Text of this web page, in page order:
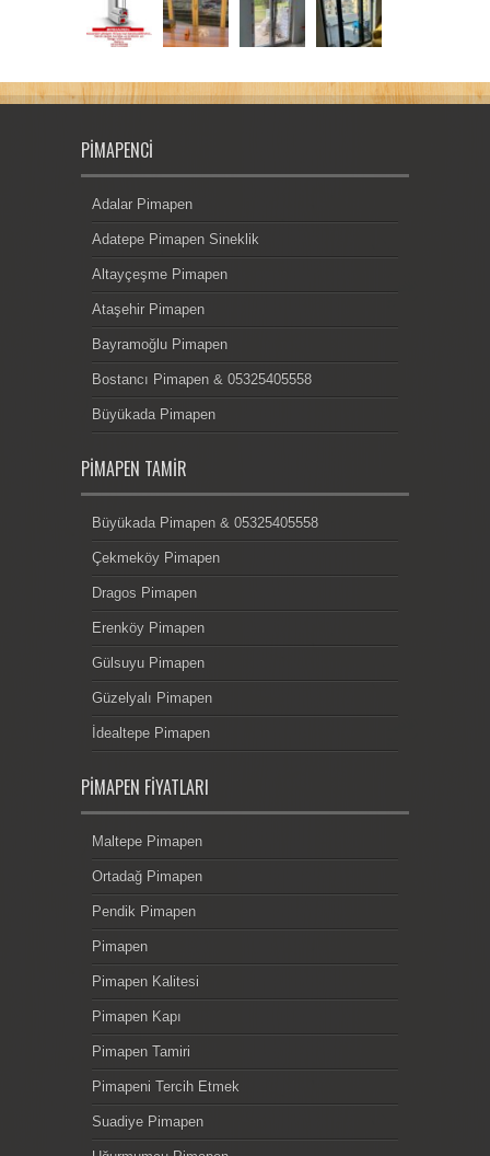
PIMAPENCI
Adalar Pimapen
Adatepe Pimapen Sineklik
Altayçeşme Pimapen
Ataşehir Pimapen
Bayramoğlu Pimapen
Bostancı Pimapen & 05325405558
Büyükada Pimapen
PIMAPEN TAMIR
Büyükada Pimapen & 05325405558
Çekmeköy Pimapen
Dragos Pimapen
Erenköy Pimapen
Gülsuyu Pimapen
Güzelyalı Pimapen
İdealtepe Pimapen
PIMAPEN FIYATLARI
Maltepe Pimapen
Ortadağ Pimapen
Pendik Pimapen
Pimapen
Pimapen Kalitesi
Pimapen Kapı
Pimapen Tamiri
Pimapeni Tercih Etmek
Suadiye Pimapen